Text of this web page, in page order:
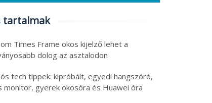
tartalmak
Times Frame okos kijelző lehet a
dolog az asztalodon
tech tippek: kipróbált, egyedi hangszóró,
monitor, gyerek okosóra és Huawei óra